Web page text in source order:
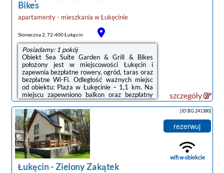
noclegi Łukęcin
Bikes
apartamenty - mieszkania wŁukęcinie
Sloneczna 2, 72-400 Łukęcin
Posiadamy: 1 pokój
Obiekt Sea Suite Garden & Grill & Bikes
położony jest w miejscowości Łukęcin i
zapewnia bezpłatne rowery, ogród, taras oraz
bezpłatne Wi-Fi. Odległość ważnych miejsc
od obiektu: Plaża w Łukęcinie – 1,1 km. Na
miejscu zapewniono balkon oraz bezpłatny
prywatny parking.Oferta apartamentu
obejmuje kilka sypialni (2), salon, kuchnię z
pełnym wyposażeniem, w tym lodówką i
ekspresem do kawy, a także łazienkę (1) z
prysznicem oraz suszarką do włosów. W
apartamencie zapewniono ręczniki i
pościel.Na miejscu dostępny jest sprzęt do
grillowania, a w okolicy panują doskonałe ...
szczegóły
Łukęcin-Zielony Zakątek
[ID BG.241380]
rezerwuj
wifi w obiekcie